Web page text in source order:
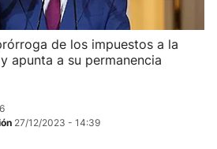
de los impuestos a la
apunta a su permanencia
27/12/2023 - 14:39